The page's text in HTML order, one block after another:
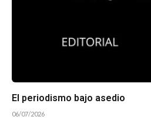
El periodismo bajo asedio
06/07/2026